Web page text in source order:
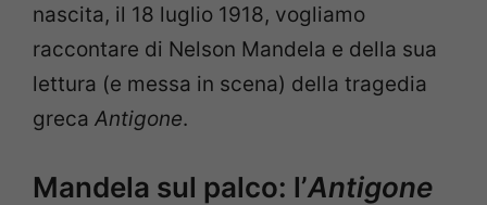
nascita, il 18 luglio 1918, vogliamo
raccontare di Nelson Mandela e della sua
lettura (e messa in scena) della tragedia
greca Antigone.
Mandela sul palco: l’Antigone